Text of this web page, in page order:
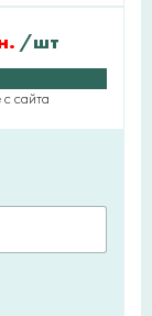
/шт
сайта